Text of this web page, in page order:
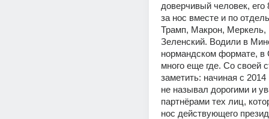
доверчивый человек, его
за нос вместе и по
Трамп, Макрон, Меркель,
Зеленский. Водили в
нормандском формате, в
много еще где. Со своей
заметить: начиная с 2014
не называл дорогими и
партнёрами тех лиц,
нос действующего